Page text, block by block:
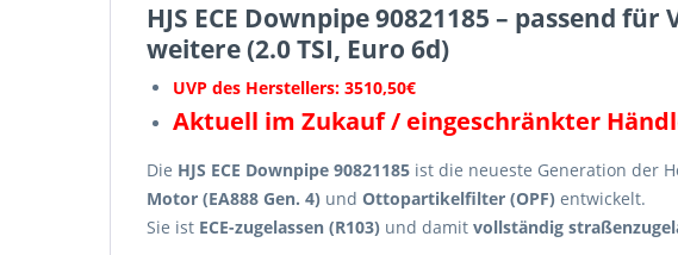
HJS ECE Downpipe 90821185 – passend
weitere (2.0 TSI, Euro 6d)
UVP des Herstellers: 3510,50€
Aktuell im Zukauf / eingeschränkter
Die HJS ECE Downpipe 90821185 ist die neueste Generation der
Motor (EA888 Gen. 4) und Ottopartikelfilter (OPF) entwickelt.
Sie ist ECE-zugelassen (R103) und damit vollständig